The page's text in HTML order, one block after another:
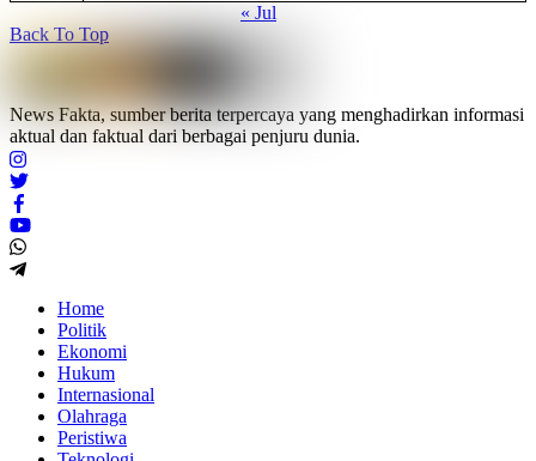
« Jul
Back To Top
News Fakta, sumber berita terpercaya yang menghadirkan informasi
aktual dan faktual dari berbagai penjuru dunia.
Home
Politik
Ekonomi
Hukum
Internasional
Olahraga
Peristiwa